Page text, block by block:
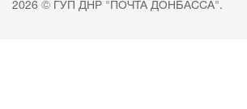
2026 © ГУП ДНР "ПОЧТА ДОНБАССА".